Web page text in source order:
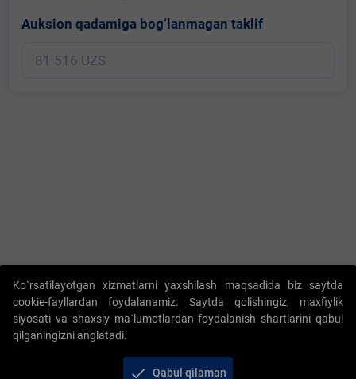
Auksion qadamiga bog‘lanmagan taklif
Copyright © 2017-2026. "Elektron onlayn-auksionlarni tashkil etish"
AJ. Barcha huquqlar himoyalangan
Ko`rsatilayotgan xizmatlarni yaxshilash maqsadida biz saytda
cookie-fayllardan foydalanamiz. Saytda qolishingiz, maxfiylik
siyosati va shaxsiy ma`lumotlardan foydalanish shartlarini qabul
qilganingizni anglatadi.
check Qabul qilaman